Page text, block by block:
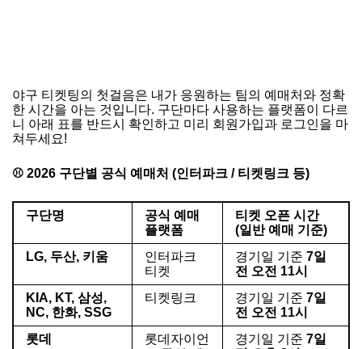
야구 티켓팅의 첫걸음은 내가 응원하는 팀의 예매처와 정확
한 시간을 아는 것입니다. 구단마다 사용하는 플랫폼이 다르
니 아래 표를 반드시 확인하고 미리 회원가입과 로그인을 마
쳐두세요!
⚾ 2026 구단별 공식 예매처 (인터파크 / 티켓링크 등)
구단명
공식 예매
플랫폼
티켓 오픈 시간
(일반 예매 기준)
LG, 두산, 키움
인터파크
티켓
경기일 기준 7일
전 오전 11시
KIA, KT, 삼성,
NC, 한화, SSG
티켓링크 경기일 기준 7일
전 오전 11시
롯데
롯데자이언
경기일 기준 7일